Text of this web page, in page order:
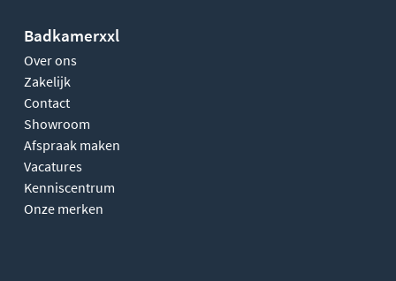
Badkamerxxl
Over ons
Zakelijk
Contact
Showroom
Afspraak maken
Vacatures
Kenniscentrum
Onze merken